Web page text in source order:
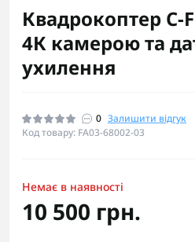
Квадрокоптер C-
4К камерою та
ухилення
0 Залишити відгук
Код товару: FA03-68002-03
Немає в наявності
10 500 грн.